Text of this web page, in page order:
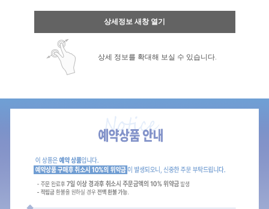
상세정보 새창 열기
상세 정보를 확대해 보실 수 있습니다.